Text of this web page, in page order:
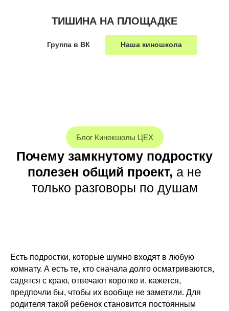
ТИШИНА НА ПЛОЩАДКЕ
Группа в ВК Наша киношкола
Блог Кинокшолы ЦЕХ
Почему замкнутому подростку
полезен общий проект, а не
только разговоры по душам
Есть подростки, которые шумно входят в любую
комнату. А есть те, кто сначала долго осматриваются,
садятся с краю, отвечают коротко и, кажется,
предпочли бы, чтобы их вообще не заметили. Для
родителя такой ребенок становится постоянным